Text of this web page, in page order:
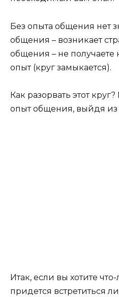
Без опыта общения нет
общения – возникает
общения – не
опыт (круг замыкается).
Как разорвать этот
опыт общения, выйдя из
Итак, если вы хотите
придется встретиться